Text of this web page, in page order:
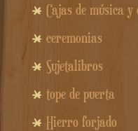
Cajas de música
ceremonias
Sujetalibros
tope de puerta
Hierro forjado